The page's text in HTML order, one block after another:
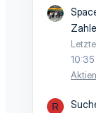
10:35
Aktien
R